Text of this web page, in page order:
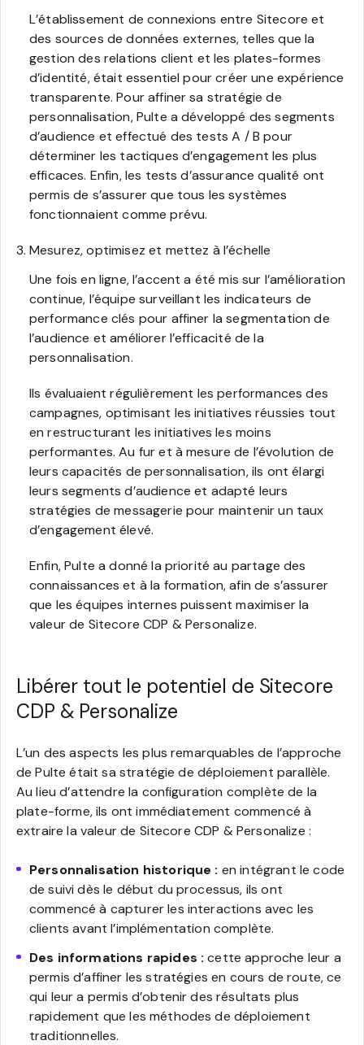
L’établissement de connexions entre Sitecore et
des sources de données externes, telles que la
gestion des relations client et les plates-formes
d’identité, était essentiel pour créer une expérience
transparente. Pour affiner sa stratégie de
personnalisation, Pulte a développé des segments
d’audience et effectué des tests A / B pour
déterminer les tactiques d’engagement les plus
efficaces. Enfin, les tests d’assurance qualité ont
permis de s’assurer que tous les systèmes
fonctionnaient comme prévu.
Mesurez, optimisez et mettez à l’échelle
Une fois en ligne, l’accent a été mis sur l’amélioration
continue, l’équipe surveillant les indicateurs de
performance clés pour affiner la segmentation de
l’audience et améliorer l’efficacité de la
personnalisation.
Ils évaluaient régulièrement les performances des
campagnes, optimisant les initiatives réussies tout
en restructurant les initiatives les moins
performantes. Au fur et à mesure de l’évolution de
leurs capacités de personnalisation, ils ont élargi
leurs segments d’audience et adapté leurs
stratégies de messagerie pour maintenir un taux
d’engagement élevé.
Enfin, Pulte a donné la priorité au partage des
connaissances et à la formation, afin de s’assurer
que les équipes internes puissent maximiser la
valeur de Sitecore CDP & Personalize.
Libérer tout le potentiel de Sitecore
CDP & Personalize
L’un des aspects les plus remarquables de l’approche
de Pulte était sa stratégie de déploiement parallèle.
Au lieu d’attendre la configuration complète de la
plate-forme, ils ont immédiatement commencé à
extraire la valeur de Sitecore CDP & Personalize :
Personnalisation historique : en intégrant le code
de suivi dès le début du processus, ils ont
commencé à capturer les interactions avec les
clients avant l’implémentation complète.
Des informations rapides :cette approche leur a
permis d’affiner les stratégies en cours de route, ce
qui leur a permis d’obtenir des résultats plus
rapidement que les méthodes de déploiement
traditionnelles.